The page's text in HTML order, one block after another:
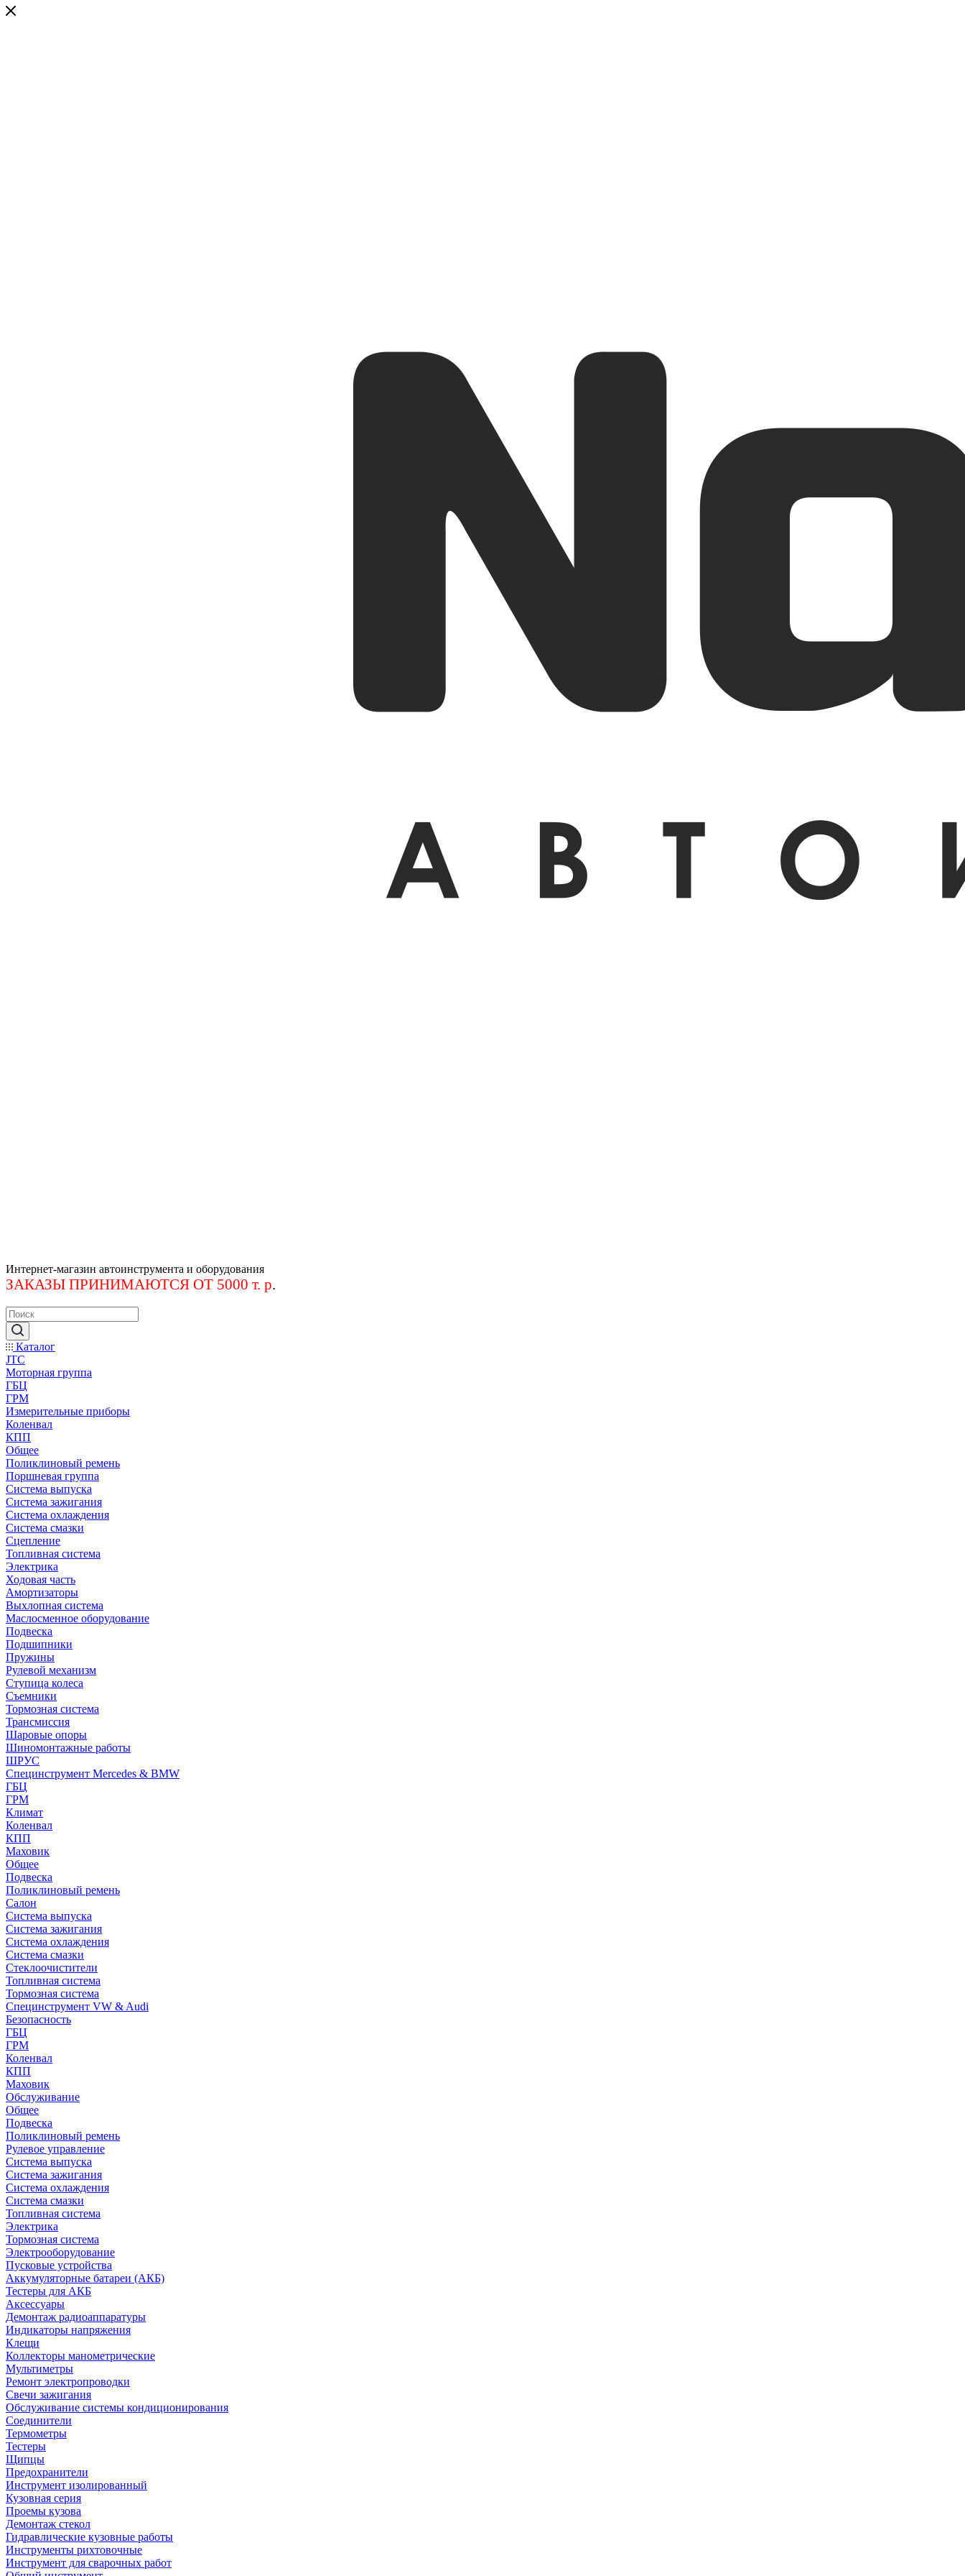
Интернет-магазин автоинструмента и оборудования
ЗАКАЗЫ ПРИНИМАЮТСЯ ОТ 5000 т. р.
Каталог
JTC
Моторная группа
ГБЦ
ГРМ
Измерительные приборы
Коленвал
КПП
Общее
Поликлиновый ремень
Поршневая группа
Система выпуска
Система зажигания
Система охлаждения
Система смазки
Сцепление
Топливная система
Электрика
Ходовая часть
Амортизаторы
Выхлопная система
Маслосменное оборудование
Подвеска
Подшипники
Пружины
Рулевой механизм
Ступица колеса
Съемники
Тормозная система
Трансмиссия
Шаровые опоры
Шиномонтажные работы
ШРУС
Специнструмент Mercedes & BMW
ГБЦ
ГРМ
Климат
Коленвал
КПП
Маховик
Общее
Подвеска
Поликлиновый ремень
Салон
Система выпуска
Система зажигания
Система охлаждения
Система смазки
Стеклоочистители
Топливная система
Тормозная система
Специнструмент VW & Audi
Безопасность
ГБЦ
ГРМ
Коленвал
КПП
Маховик
Обслуживание
Общее
Подвеска
Поликлиновый ремень
Рулевое управление
Система выпуска
Система зажигания
Система охлаждения
Система смазки
Топливная система
Электрика
Тормозная система
Электрооборудование
Пусковые устройства
Аккумуляторные батареи (АКБ)
Тестеры для АКБ
Аксессуары
Демонтаж радиоаппаратуры
Индикаторы напряжения
Клещи
Коллекторы манометрические
Мультиметры
Ремонт электропроводки
Свечи зажигания
Обслуживание системы кондиционирования
Соединители
Термометры
Тестеры
Щипцы
Предохранители
Инструмент изолированный
Кузовная серия
Проемы кузова
Демонтаж стекол
Гидравлические кузовные работы
Инструменты рихтовочные
Инструмент для сварочных работ